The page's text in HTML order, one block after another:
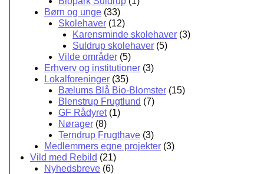
Børn og unge (33)
Skolehaver (12)
Karensminde skolehaver (3)
Suldrup skolehaver (5)
Vilde områder (5)
Erhverv og institutioner (3)
Lokalforeninger (35)
Bælums Blå Bio-Blomster (15)
Blenstrup Frugtlund (7)
GF Rådyret(1)
Nørager (8)
Terndrup Frugthave (3)
Medlemmers egne projekter (3)
Vild med Rebild (21)
Nyhedsbreve (6)